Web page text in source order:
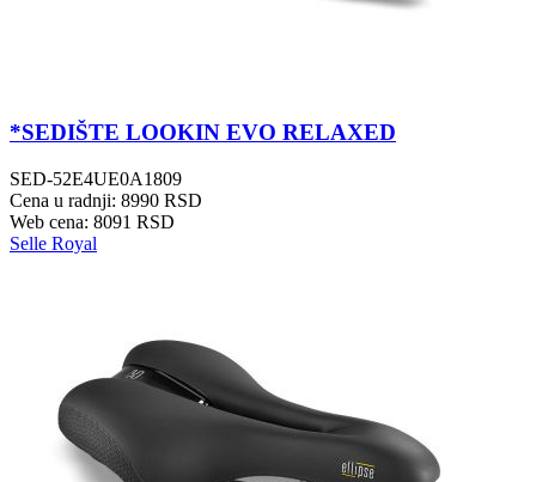
*SEDIŠTE LOOKIN EVO RELAXED
SED-52E4UE0A1809
Cena u radnji: 8990 RSD
Web cena: 8091 RSD
Selle Royal